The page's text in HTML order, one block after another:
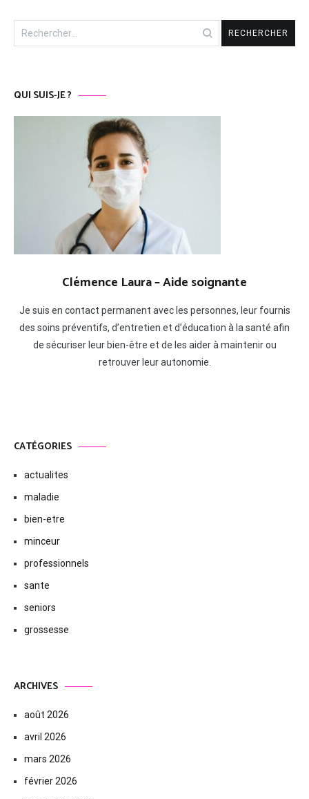
Rechercher :
QUI SUIS-JE ?
Clémence Laura – Aide soignante
Je suis en contact permanent avec les personnes, leur fournis
des soins préventifs, d’entretien et d’éducation à la santé afin
de sécuriser leur bien-être et de les aider à maintenir ou
retrouver leur autonomie.
CATÉGORIES
actualites
maladie
bien-etre
minceur
professionnels
sante
seniors
grossesse
ARCHIVES
août 2026
avril 2026
mars 2026
février 2026